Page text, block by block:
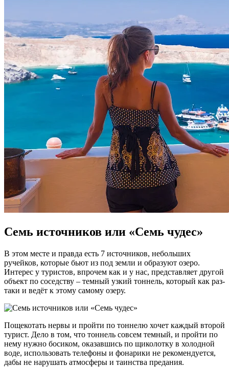
Семь источников или «Семь чудес»
В этом месте и правда есть 7 источников, небольших
ручейков, которые бьют из под земли и образуют озеро.
Интерес у туристов, впрочем как и у нас, представляет другой
объект по соседству – темный узкий тоннель, который как раз-
таки и ведёт к этому самому озеру.
Пощекотать нервы и пройти по тоннелю хочет каждый второй
турист. Дело в том, что тоннель совсем темный, и пройти по
нему нужно босиком, оказавшись по щиколотку в холодной
воде, использовать телефоны и фонарики не рекомендуется,
дабы не нарушать атмосферы и таинства предания.